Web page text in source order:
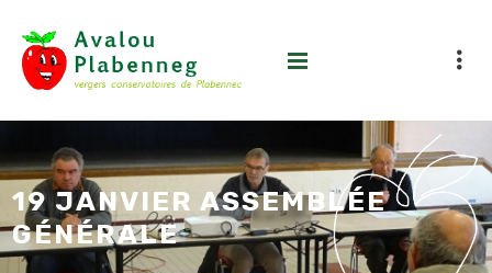
19 JANVIER ASSEMBLÉE
GÉNÉRALE